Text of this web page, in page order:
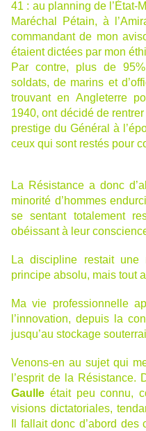
41 : au planning de l’État-
Maréchal Pétain, à
commandant de mon
étaient dictées par mon
Par contre, plus de
soldats, de marins et
trouvant en Angleterre
1940, ont décidé de
prestige du Général à
ceux qui sont restés pour
La Résistance a donc
minorité d’hommes
se sentant totalement
obéissant à leur
La discipline restait
principe absolu, mais tout
Ma vie professionnelle
l’innovation, depuis la
jusqu’au stockage
Venons-en au sujet qui
l’esprit de la Résistance.
Gaulle était peu connu,
visions dictatoriales,
Il fallait donc d’abord